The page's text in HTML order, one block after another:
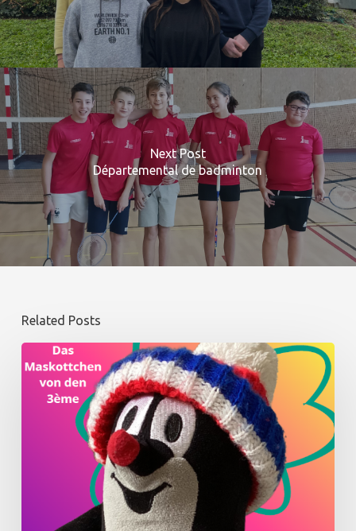
Next Post
Départemental de badminton
Related Posts
Winter
dem
Maskottchen
Deutschklasse